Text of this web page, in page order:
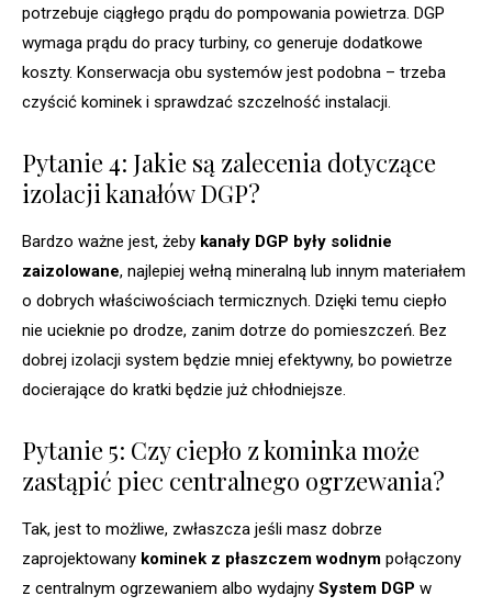
potrzebuje ciągłego prądu do pompowania powietrza. DGP
wymaga prądu do pracy turbiny, co generuje dodatkowe
koszty. Konserwacja obu systemów jest podobna – trzeba
czyścić kominek i sprawdzać szczelność instalacji.
Pytanie 4: Jakie są zalecenia dotyczące
izolacji kanałów DGP?
Bardzo ważne jest, żeby kanały DGP były solidnie
zaizolowane, najlepiej wełną mineralną lub innym materiałem
o dobrych właściwościach termicznych. Dzięki temu ciepło
nie ucieknie po drodze, zanim dotrze do pomieszczeń. Bez
dobrej izolacji system będzie mniej efektywny, bo powietrze
docierające do kratki będzie już chłodniejsze.
Pytanie 5: Czy ciepło z kominka może
zastąpić piec centralnego ogrzewania?
Tak, jest to możliwe, zwłaszcza jeśli masz dobrze
zaprojektowany kominek z płaszczem wodnym połączony
z centralnym ogrzewaniem albo wydajny System DGP w